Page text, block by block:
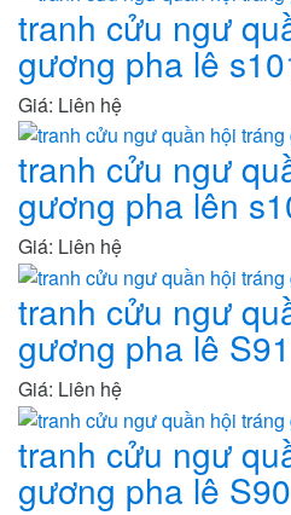
tranh cửu ngư
gương pha lê
Giá: Liên hệ
tranh cửu ngư
gương pha lên
Giá: Liên hệ
tranh cửu ngư
gương pha lê S91
Giá: Liên hệ
tranh cửu ngư
gương pha lê S90